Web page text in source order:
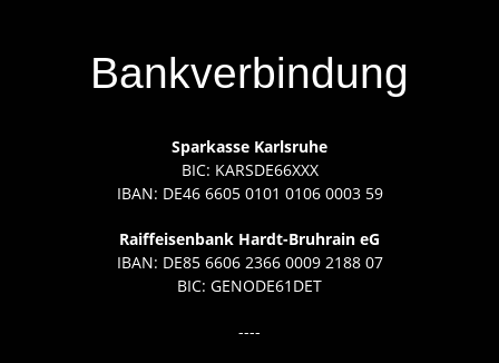
Bankverbindung
Sparkasse Karlsruhe
BIC: KARSDE66XXX
IBAN: DE46 6605 0101 0106 0003 59
Raiffeisenbank Hardt-Bruhrain eG
IBAN: DE85 6606 2366 0009 2188 07
BIC: GENODE61DET
----